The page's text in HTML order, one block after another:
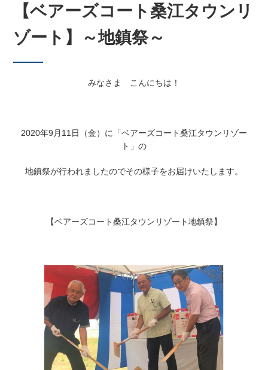
【ベアーズコート桑江タウンリ
ゾート】～地鎮祭～
みなさま こんにちは！
2020年9月11日（金）に「ベアーズコート桑江タウンリゾー
ト」の
地鎮祭が行われましたのでその様子をお届けいたします。
【ベアーズコート桑江タウンリゾート地鎮祭】